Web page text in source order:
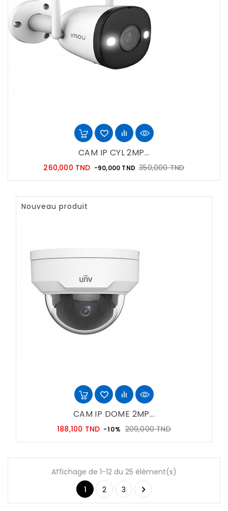
CAM IP CYL 2MP...
260,000 TND Prix
-90,000 TND 350,000 TNDPrix
Nouveau produit
CAM IP DOME 2MP...
188,100 TND Prix
-10% 209,000 TNDPrix
Affichage de 1-12 du 25 élément(s)
1
2 3 